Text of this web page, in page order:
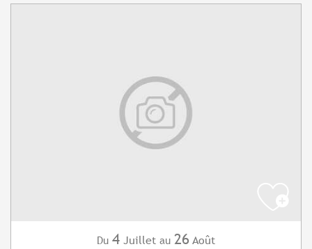
Du 4 Juillet au 26 Août